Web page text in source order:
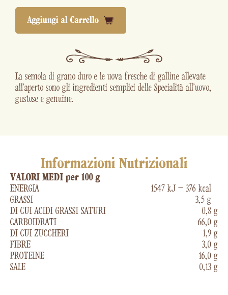
Aggiungi al Carrello
La semola di grano duro e le uova fresche di galline allevate
all'aperto sono gli ingredienti semplici delle Specialità all'uovo,
gustose e genuine.
Informazioni Nutrizionali
VALORI MEDI per 100 g
ENERGIA
GRASSI
DI CUI ACIDI GRASSI SATURI
CARBOIDRATI
DI CUI ZUCCHERI
FIBRE
PROTEINE
SALE
1547 kJ – 376 kcal
3,5 g
0,8 g
66,0 g
1,9 g
3,0 g
16,0 g
0,13 g